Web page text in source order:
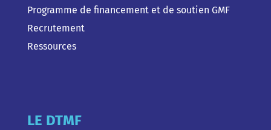
Programme de financement et de soutien GMF
Recrutement
Ressources
LE DTMF